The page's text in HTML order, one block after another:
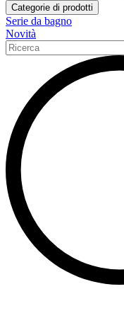
Categorie di prodotti
Serie da bagno
Novità